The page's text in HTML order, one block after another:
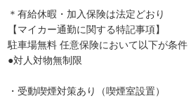
＊有給休暇・加入保険は法定どおり
【マイカー通勤に関する特記事項】
駐車場無料 任意保険において以下が条件
●対人対物無制限
・受動喫煙対策あり（喫煙室設置）